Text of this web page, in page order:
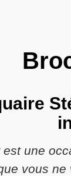
une
vous ne